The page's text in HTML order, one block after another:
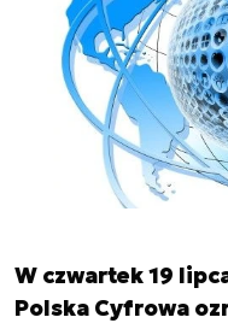
W czwartek 19
Polska Cyfrowa